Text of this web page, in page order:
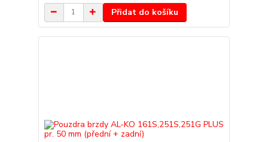
Přidat do košíku